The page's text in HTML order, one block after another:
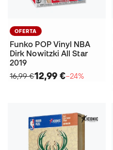
OFERTA
Funko POP Vinyl NBA
Dirk Nowitzki All Star
2019
16,99 €12,99 €−24%